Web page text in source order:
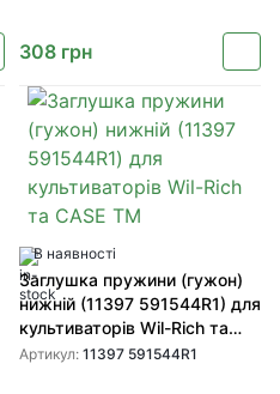
308 грн
В наявності
Заглушка пружини (гужон)
нижній (11397 591544R1) для
культиваторів Wil-Rich та
CASE TM
Артикул: 11397 591544R1